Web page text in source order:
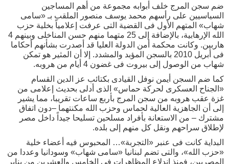
ضم سجن المرج خلف أبوابه مجموعة من أهم المساجين
السياسيين على رأسهم محمد يوسف منصور الملقب بـ «سامى
شهاب» المتهم الأول فى القضية التى عرفت إعلامياً بخلية حزب
الله الإرهابية، بالإضافة إلى 25 متهما منهم حسن المناخلى وبينهم 4
هاربين. وكانت محكمة أمن الدولة العليا قد أصدرت بشأنهم أحكاما
فى أبريل 2010 بالسجن المؤبد والمشدد. إلا أن المثير هو تمكن
شهاب من الوصول إلى بيروت فى غضون 4 أيام من هروبه.
كما ضم السجن أيمن نوفل القيادى بكتائب عز الدين القسام
«الجناح العسكرى لحركة حماس» الذى أدلى بحديث إعلامى من
غزة عقب هروبه من سجن المرج بأربع ساعات تقريبا، مما يشير
إلى أن الجاهزية العالية لحماس وحزب الله مكنتهما –دون اتفاق
مشترك – من الاستعانة بأفراد مسلحين تسليحا جيداً داخل مصر
لإطلاق سراحهم ونقل كل منهم إلى بلده.
البداية كانت فى عنبر «التجربة»… المحبوس فيه أعضاء خلية
«حزب الله»، والتى تضم لبنانيا «سامى شهاب» وسودانيا وعددا من
المصريين، فمنذ اندلاع المظاهرات فى الخامس والعشرين من يناير